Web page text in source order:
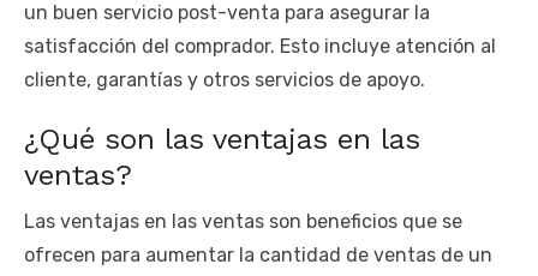
un buen servicio post-venta para asegurar la
satisfacción del comprador. Esto incluye atención al
cliente, garantías y otros servicios de apoyo.
¿Qué son las ventajas en las
ventas?
Las ventajas en las ventas son beneficios que se
ofrecen para aumentar la cantidad de ventas de un